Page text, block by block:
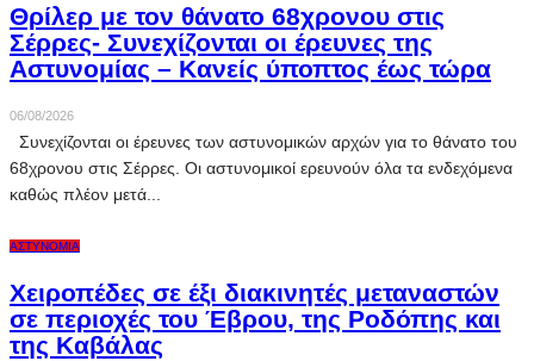
Θρίλερ με τον θάνατο 68χρονου στις
Σέρρες- Συνεχίζονται οι έρευνες της
Αστυνομίας – Κανείς ύποπτος έως τώρα
06/08/2026
Συνεχίζονται οι έρευνες των αστυνομικών αρχών για το θάνατο του
68χρονου στις Σέρρες. Οι αστυνομικοί ερευνούν όλα τα ενδεχόμενα
καθώς πλέον μετά...
ΑΣΤΥΝΟΜΊΑ
Χειροπέδες σε έξι διακινητές μεταναστών
σε περιοχές του Έβρου, της Ροδόπης και
της Καβάλας